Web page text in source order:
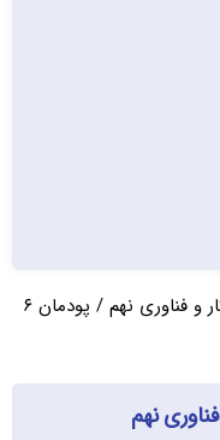
/ جواب سوالات کار و فناوری نهم / پودمان ۶